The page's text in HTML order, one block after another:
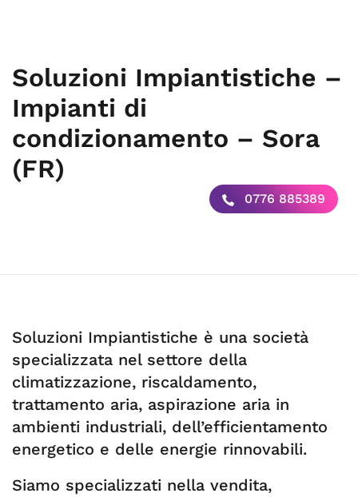
Soluzioni Impiantistiche –
Impianti di
condizionamento – Sora
(FR)
0776 885389
Soluzioni Impiantistiche è una società
specializzata nel settore della
climatizzazione, riscaldamento,
trattamento aria, aspirazione aria in
ambienti industriali, dell’efficientamento
energetico e delle energie rinnovabili.
Siamo specializzati nella vendita,